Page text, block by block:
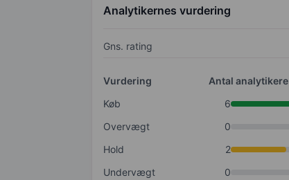
Analytikernes vurdering
Gns. rating
Vurdering
Antal analytikere
Køb
6
Overvægt
0
Hold
2
Undervægt
0